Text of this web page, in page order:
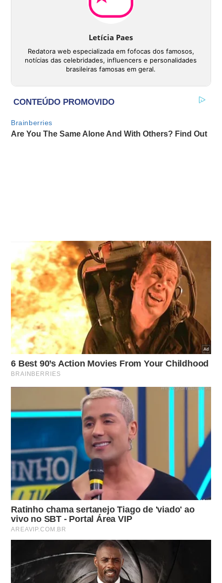
Letícia Paes
Redatora web especializada em fofocas dos famosos,
notícias das celebridades, influencers e personalidades
brasileiras famosas em geral.